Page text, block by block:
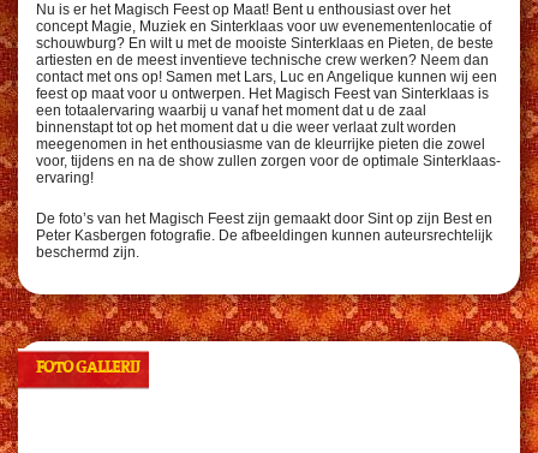
Nu is er het Magisch Feest op Maat! Bent u enthousiast over het
concept Magie, Muziek en Sinterklaas voor uw evenementenlocatie of
schouwburg? En wilt u met de mooiste Sinterklaas en Pieten, de beste
artiesten en de meest inventieve technische crew werken? Neem dan
contact met ons op! Samen met Lars, Luc en Angelique kunnen wij een
feest op maat voor u ontwerpen. Het Magisch Feest van Sinterklaas is
een totaalervaring waarbij u vanaf het moment dat u de zaal
binnenstapt tot op het moment dat u die weer verlaat zult worden
meegenomen in het enthousiasme van de kleurrijke pieten die zowel
voor, tijdens en na de show zullen zorgen voor de optimale Sinterklaas-
ervaring!
De foto’s van het Magisch Feest zijn gemaakt door Sint op zijn Best en
Peter Kasbergen fotografie. De afbeeldingen kunnen auteursrechtelijk
beschermd zijn.
FOTO GALLERIJ